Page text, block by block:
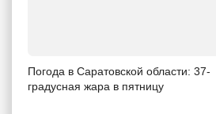
Погода в Саратовской области: 37-
градусная жара в пятницу